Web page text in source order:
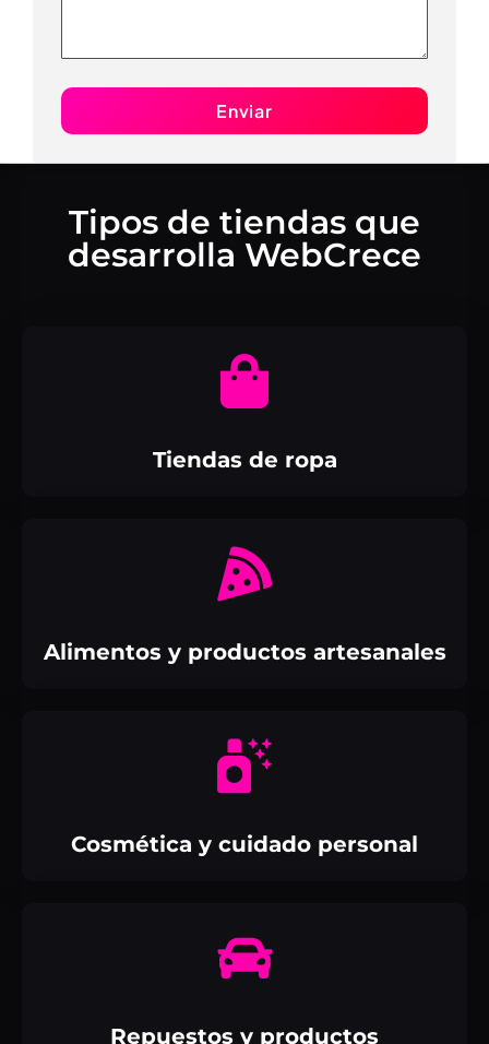
Enviar
Tipos de tiendas que
desarrolla WebCrece
Tiendas de ropa
Alimentos y productos artesanales
Cosmética y cuidado personal
Repuestos y productos